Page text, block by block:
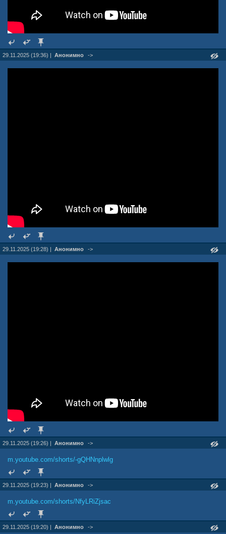
29.11.2025 (19:36) | Анонимно ->
29.11.2025 (19:28) | Анонимно ->
29.11.2025 (19:26) | Анонимно ->
m.youtube.com/shorts/-gQHNnplwlg
29.11.2025 (19:23) | Анонимно ->
m.youtube.com/shorts/NfyLRiZjsac
29.11.2025 (19:20) | Анонимно ->